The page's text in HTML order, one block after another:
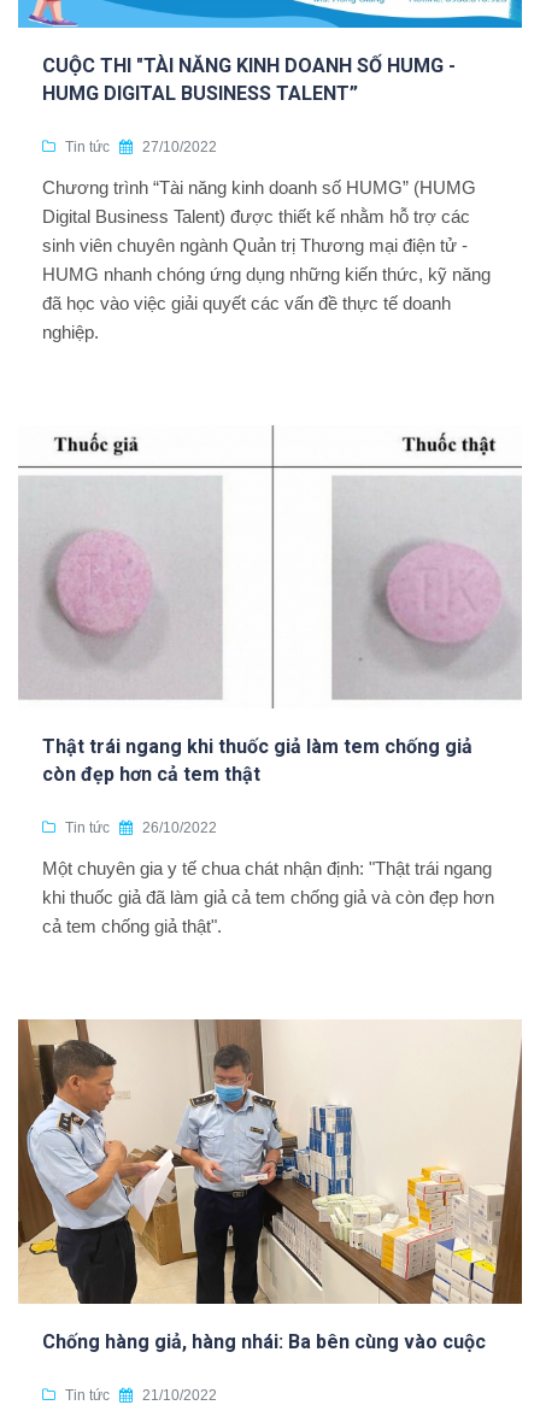
CUỘC THI "TÀI NĂNG KINH DOANH SỐ HUMG -
HUMG DIGITAL BUSINESS TALENT”
Tin tức 27/10/2022
Chương trình “Tài năng kinh doanh số HUMG” (HUMG
Digital Business Talent) được thiết kế nhằm hỗ trợ các
sinh viên chuyên ngành Quản trị Thương mại điện tử -
HUMG nhanh chóng ứng dụng những kiến thức, kỹ năng
đã học vào việc giải quyết các vấn đề thực tế doanh
nghiệp.
Thật trái ngang khi thuốc giả làm tem chống giả
còn đẹp hơn cả tem thật
Tin tức 26/10/2022
Một chuyên gia y tế chua chát nhận định: "Thật trái ngang
khi thuốc giả đã làm giả cả tem chống giả và còn đẹp hơn
cả tem chống giả thật".
Chống hàng giả, hàng nhái: Ba bên cùng vào cuộc
Tin tức 21/10/2022